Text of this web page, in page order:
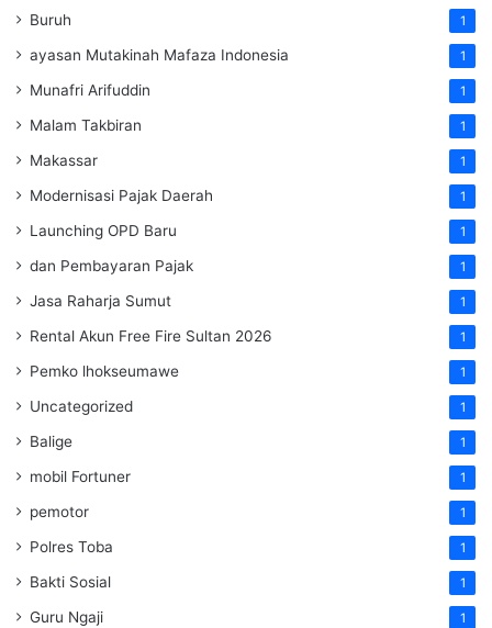
Buruh 1
ayasan Mutakinah Mafaza Indonesia 1
Munafri Arifuddin 1
Malam Takbiran 1
Makassar 1
Modernisasi Pajak Daerah 1
Launching OPD Baru 1
dan Pembayaran Pajak 1
Jasa Raharja Sumut 1
Rental Akun Free Fire Sultan 2026 1
Pemko lhokseumawe 1
Uncategorized 1
Balige 1
mobil Fortuner 1
pemotor 1
Polres Toba 1
Bakti Sosial 1
Guru Ngaji 1